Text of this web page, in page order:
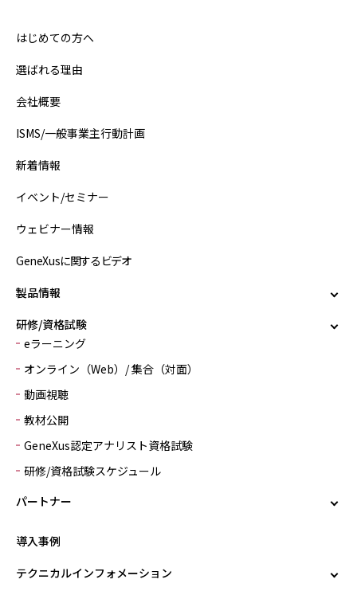
はじめての方へ
選ばれる理由
会社概要
ISMS/一般事業主行動計画
新着情報
イベント/セミナー
ウェビナー情報
GeneXusに関するビデオ
製品情報
研修/資格試験
eラーニング
オンライン（Web）/ 集合（対面）
動画視聴
教材公開
GeneXus認定アナリスト資格試験
研修/資格試験スケジュール
パートナー
導入事例
テクニカルインフォメーション